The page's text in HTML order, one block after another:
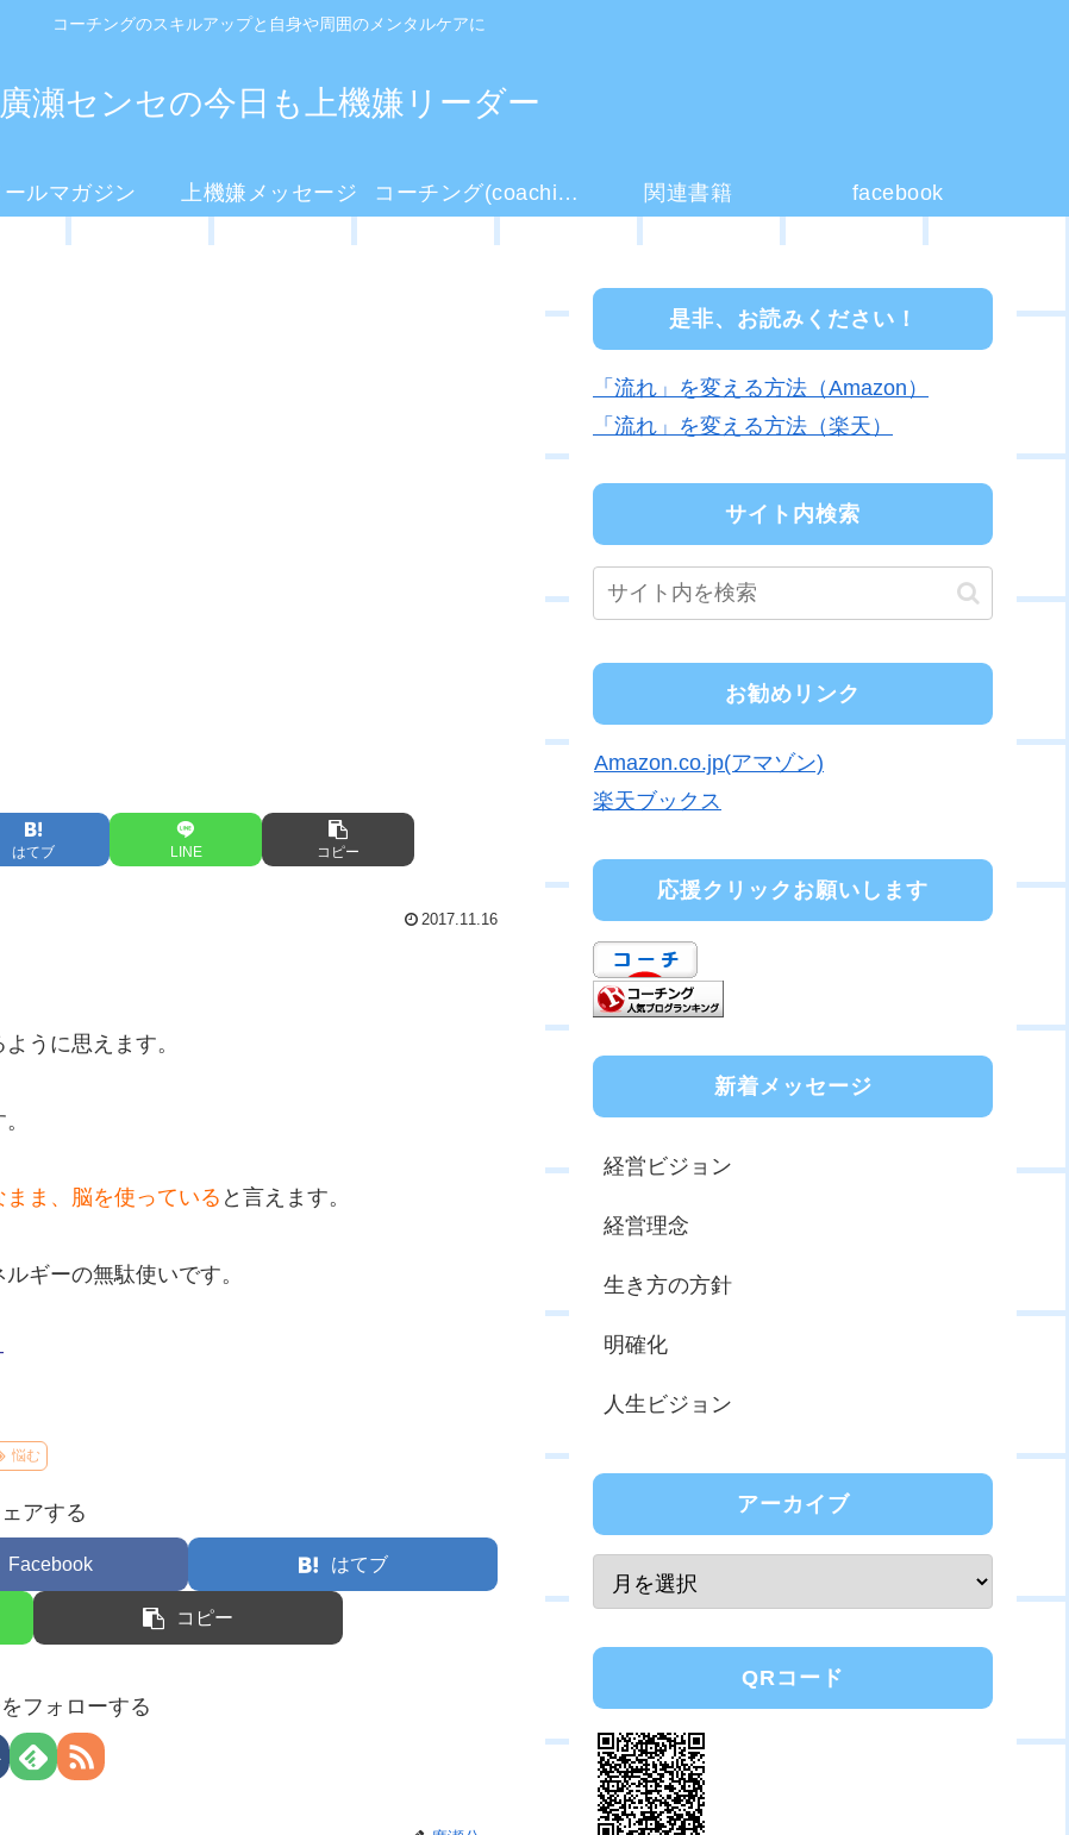
コーチングのスキルアップと自身や周囲のメンタルケアに
廣瀬センセの今日も上機嫌リーダー
ールマガジン 上機嫌メッセージ コーチング(coaching)とは？ 関連書籍 facebook
はてブ LINE コピー
2017.11.16
うに思えます。
ま、脳を使っている と言えます。
ギーの無駄使いです。
悩む
アする
Facebook はてブ
コピー
フォローする
是非、お読みください！
「流れ」を変える方法（Amazon）
「流れ」を変える方法（楽天）
サイト内検索
お勧めリンク
Amazon.co.jp(アマゾン)
楽天ブックス
応援クリックお願いします
新着メッセージ
経営ビジョン
経営理念
生き方の方針
明確化
人生ビジョン
アーカイブ
QRコード